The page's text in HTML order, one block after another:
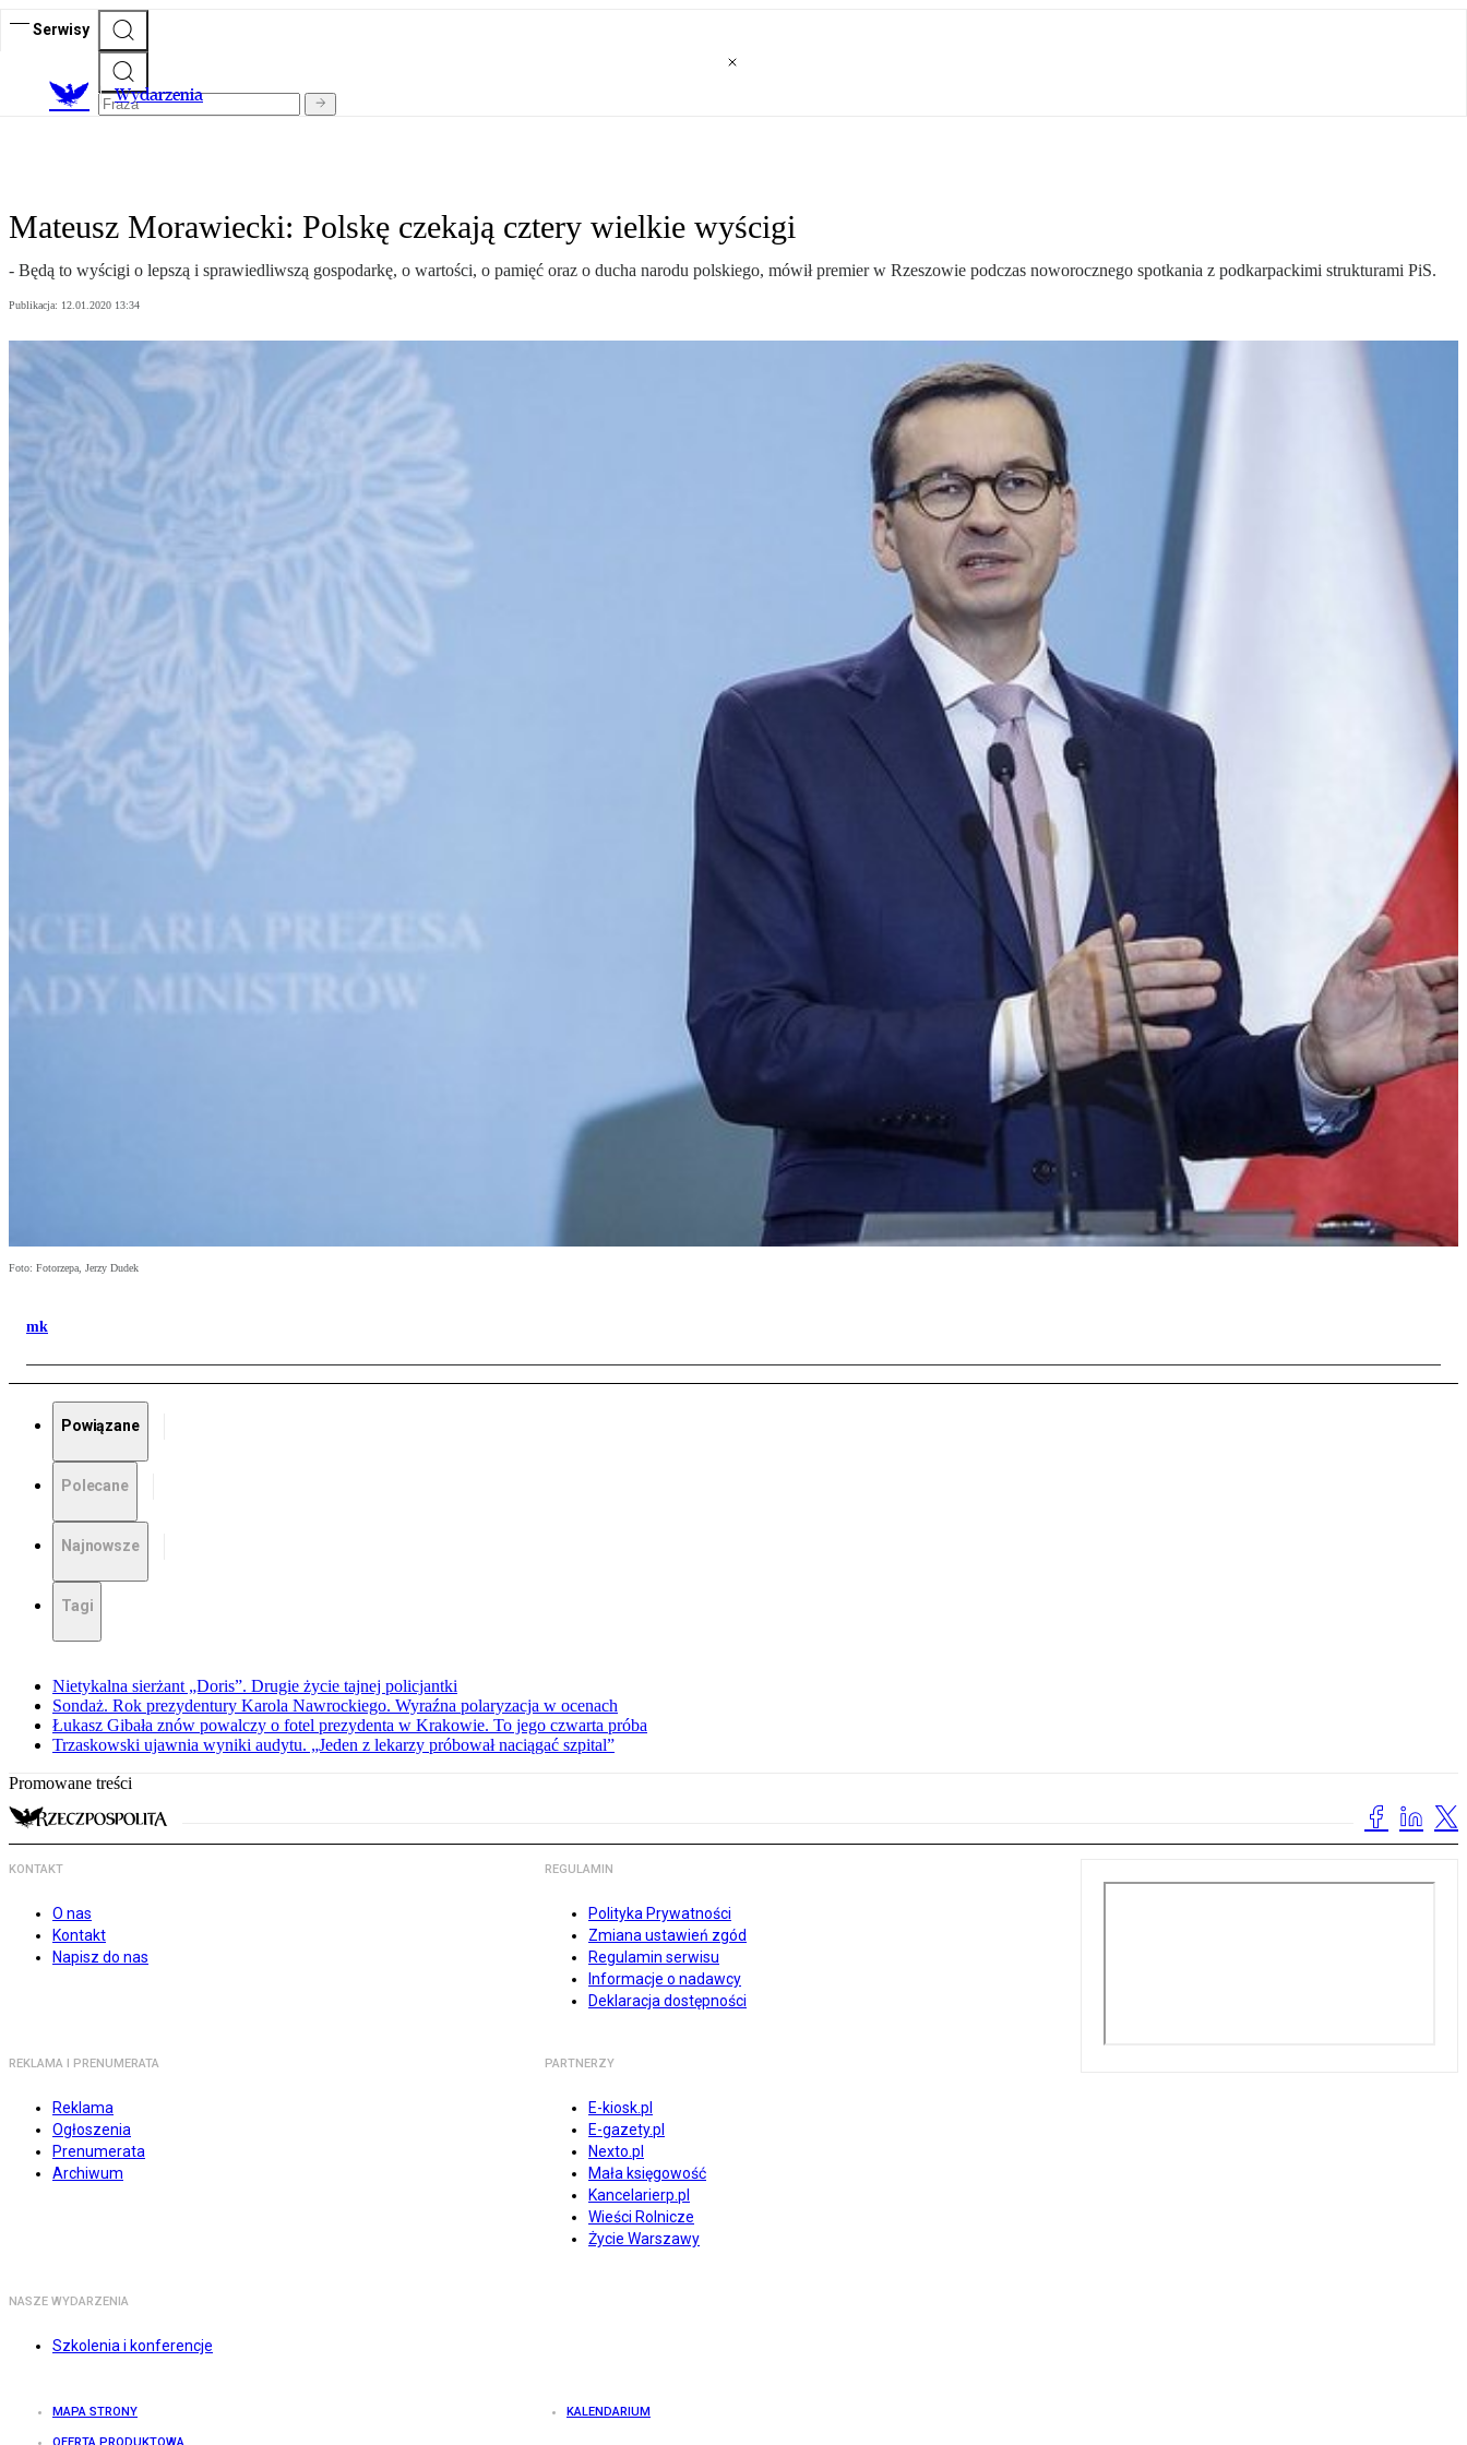
Serwisy
Wydarzenia
Mateusz Morawiecki: Polskę czekają cztery wielkie wyścigi
- Będą to wyścigi o lepszą i sprawiedliwszą gospodarkę, o wartości, o pamięć oraz o ducha narodu polskiego, mówił premier w Rzeszowie podczas noworocznego spotkania z podkarpackimi strukturami PiS.
Publikacja: 12.01.2020 13:34
Foto: Fotorzepa, Jerzy Dudek
mk
Powiązane
Polecane
Najnowsze
Tagi
Nietykalna sierżant „Doris”. Drugie życie tajnej policjantki
Sondaż. Rok prezydentury Karola Nawrockiego. Wyraźna polaryzacja w ocenach
Łukasz Gibała znów powalczy o fotel prezydenta w Krakowie. To jego czwarta próba
Trzaskowski ujawnia wyniki audytu. „Jeden z lekarzy próbował naciągać szpital”
Promowane treści
KONTAKT
O nas
Kontakt
Napisz do nas
REGULAMIN
Polityka Prywatności
Zmiana ustawień zgód
Regulamin serwisu
Informacje o nadawcy
Deklaracja dostępności
REKLAMA I PRENUMERATA
Reklama
Ogłoszenia
Prenumerata
Archiwum
PARTNERZY
E-kiosk.pl
E-gazety.pl
Nexto.pl
Mała księgowość
Kancelarierp.pl
Wieści Rolnicze
Życie Warszawy
NASZE WYDARZENIA
Szkolenia i konferencje
MAPA STRONY KALENDARIUM